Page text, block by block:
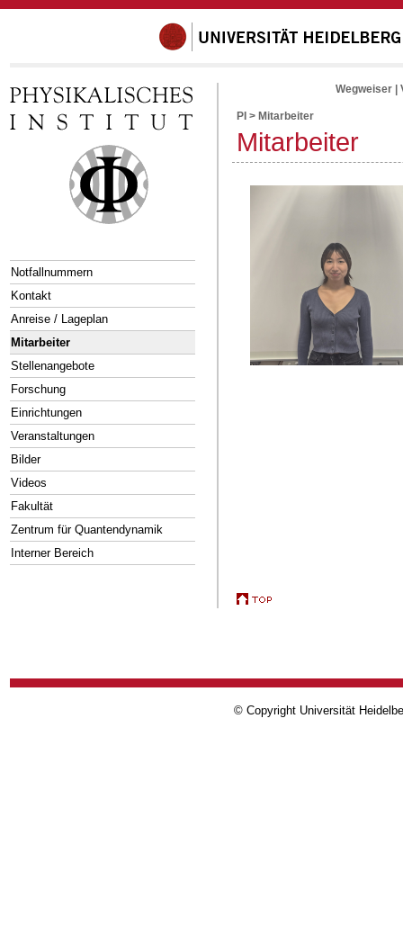
Notfallnummern
Kontakt
Anreise / Lageplan
Mitarbeiter
Stellenangebote
Forschung
Einrichtungen
Veranstaltungen
Bilder
Videos
Fakultät
Zentrum für Quantendynamik
Interner Bereich
Wegweiser
PI > Mitarbeiter
Mitarbeiter
© Copyright Universität